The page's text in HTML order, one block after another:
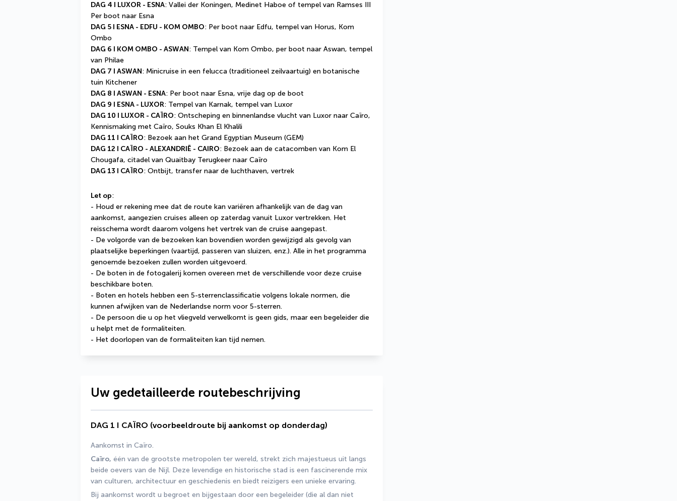
DAG 4 I LUXOR - ESNA: Vallei der Koningen, Medinet Haboe of tempel van Ramses III
Per boot naar Esna
DAG 5 I ESNA - EDFU - KOM OMBO: Per boot naar Edfu, tempel van Horus, Kom
Ombo
DAG 6 I KOM OMBO - ASWAN: Tempel van Kom Ombo, per boot naar Aswan, tempel
van Philae
DAG 7 I ASWAN: Minicruise in een felucca (traditioneel zeilvaartuig) en botanische
tuin Kitchener
DAG 8 I ASWAN - ESNA: Per boot naar Esna, vrije dag op de boot
DAG 9 I ESNA - LUXOR: Tempel van Karnak, tempel van Luxor
DAG 10 I LUXOR - CAÏRO: Ontscheping en binnenlandse vlucht van Luxor naar Caïro,
Kennismaking met Caïro, Souks Khan El Khalili
DAG 11 I CAÏRO: Bezoek aan het Grand Egyptian Museum (GEM)
DAG 12 I CAÏRO - ALEXANDRIË - CAIRO: Bezoek aan de catacomben van Kom El
Chougafa, citadel van Quaitbay Terugkeer naar Caïro
DAG 13 I CAÏRO: Ontbijt, transfer naar de luchthaven, vertrek
Let op:
- Houd er rekening mee dat de route kan variëren afhankelijk van de dag van
aankomst, aangezien cruises alleen op zaterdag vanuit Luxor vertrekken. Het
reisschema wordt daarom volgens het vertrek van de cruise aangepast.
- De volgorde van de bezoeken kan bovendien worden gewijzigd als gevolg van
plaatselijke beperkingen (vaartijd, passeren van sluizen, enz.). Alle in het programma
genoemde bezoeken zullen worden uitgevoerd.
- De boten in de fotogalerij komen overeen met de verschillende voor deze cruise
beschikbare boten.
- Boten en hotels hebben een 5-sterrenclassificatie volgens lokale normen, die
kunnen afwijken van de Nederlandse norm voor 5-sterren.
- De persoon die u op het vliegveld verwelkomt is geen gids, maar een begeleider die
u helpt met de formaliteiten.
- Het doorlopen van de formaliteiten kan tijd nemen.
Uw gedetailleerde routebeschrijving
DAG 1 I CAÏRO (voorbeeldroute bij aankomst op donderdag)
Aankomst in Caïro.
Caïro, één van de grootste metropolen ter wereld, strekt zich majestueus uit langs
beide oevers van de Nijl. Deze levendige en historische stad is een fascinerende mix
van culturen, architectuur en geschiedenis en biedt reizigers een unieke ervaring.
Bij aankomst wordt u begroet en bijgestaan door een begeleider (die al dan niet